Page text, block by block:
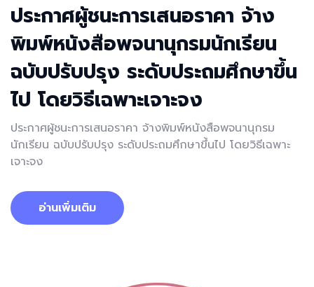
ประกาศผู้ชนะการเสนอราคา จ้าง
พิมพ์หนังสือพจนานุกรมนักเรียน
ฉบับปรับปรุง ระดับประถมศึกษาขึ้น
ไป โดยวิธีเฉพาะเจาะจง
ประกาศผู้ชนะการเสนอราคา จ้างพิมพ์หนังสือพจนานุกรม
นักเรียน ฉบับปรับปรุง ระดับประถมศึกษาขึ้นไป โดยวิธีเฉพาะ
เจาะจง
อ่านเพิ่มเติม